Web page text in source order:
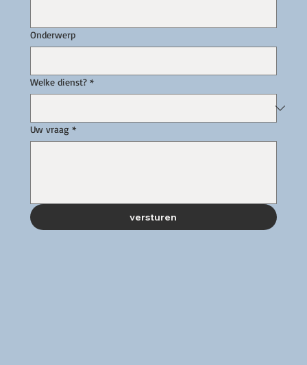
Onderwerp
Welke dienst? *
Uw vraag *
versturen